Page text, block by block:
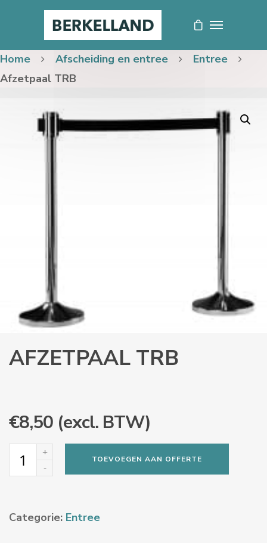
Home Afscheiding en entree
Entree
Afzetpaal TRB
AFZETPAAL TRB
€8,50 (excl. BTW)
Afzetpaal
TRB
TOEVOEGEN AAN OFFERTE
Categorie: Entree